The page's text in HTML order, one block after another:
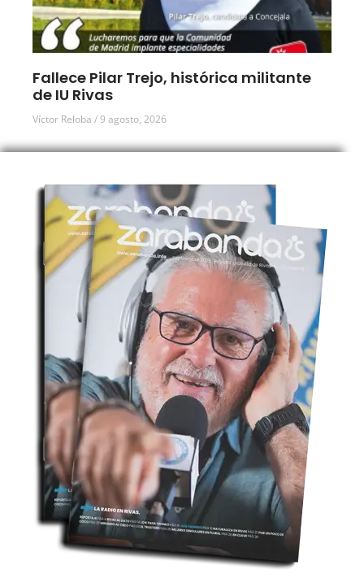
Fallece Pilar Trejo, histórica militante
de IU Rivas
Víctor Reloba 9 agosto, 2026